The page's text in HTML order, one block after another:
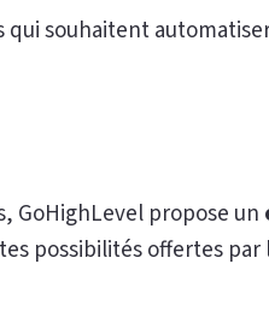
qui souhaitent
GoHighLevel propose un
possibilités offertes